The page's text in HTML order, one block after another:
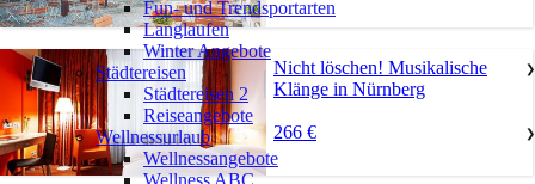
Nicht löschen! Musikalische
Klänge in Nürnberg
266 €
Fun- und Trendsportarten
Langlaufen
Winter Angebote
Städtereisen
❯
Städtereisen 2
Reiseangebote
Wellnessurlaub
❯
Wellnessangebote
Wellness ABC